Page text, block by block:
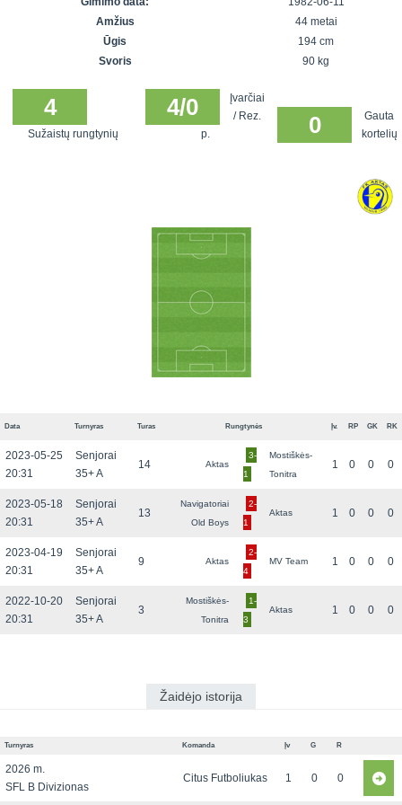
SFL rudens
Snaigės taurė
čempionatas
Vilnius
Amžius
44 metai
Ūgis
194 cm
Svoris
90 kg
4
Sužaistų rungtynių
4/0
Įvarčiai
/ Rez.
p.
0
Gauta
kortelių
Data Turnyras Turas Rungtynės Įv. RP GK RK
2023-05-25
20:31
Senjorai
35+ A
14 Aktas
3-
1
Mostiškės-
Tonitra
1 0 0 0
2023-05-18
20:31
Senjorai
35+ A
13
Navigatoriai
Old Boys
2-
1
Aktas 1 0 0 0
2023-04-19
20:31
Senjorai
35+ A
9 Aktas
2-
4
MV Team 1 0 0 0
2022-10-20
20:31
Senjorai
35+ A
3
Mostiškės-
Tonitra
1-
3
Aktas 1 0 0 0
Žaidėjo istorija
Turnyras Komanda Įv G R
2026 m.
SFL B Divizionas
Citus Futboliukas 1 0 0